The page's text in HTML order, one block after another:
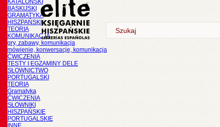
KATALOŃSKI
BASKIJSKI
GRAMATYKA
HISZPAŃSKI
TEORIA
KOMUNIKACJA
gry, zabawy, komunikacja
mówienie, konwersacje, komunikacja
ĆWICZENIA
TESTY I EGZAMINY DELE
SŁOWNICTWO
PORTUGALSKI
TEORIA
Gramatyka
ĆWICZENIA
SŁOWNIKI
HISZPAŃSKIE
PORTUGALSKIE
INNE